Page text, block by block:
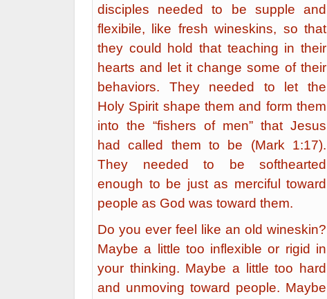
disciples needed to be supple and
flexibile, like fresh wineskins, so that
they could hold that teaching in their
hearts and let it change some of their
behaviors. They needed to let the
Holy Spirit shape them and form them
into the “fishers of men” that Jesus
had called them to be (Mark 1:17).
They needed to be softhearted
enough to be just as merciful toward
people as God was toward them.
Do you ever feel like an old wineskin?
Maybe a little too inflexible or rigid in
your thinking. Maybe a little too hard
and unmoving toward people. Maybe